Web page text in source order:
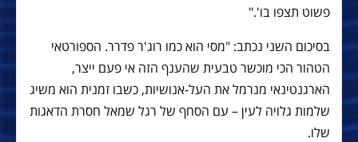
פשוט תצפו בו'."
בסיכום השני נכתב: "מסי הוא כמו רוג'ר פדרר. הספורטאי
הטהור הכי מוכשר טבעית שהענף הזה אי פעם ייצר,
הארגנטינאי מנרמל את העל-אנושיות, כשבו זמנית הוא משיג
שלמות גלויה לעין – עם הסחף של רגל שמאל חסרת הדאגות
שלו.